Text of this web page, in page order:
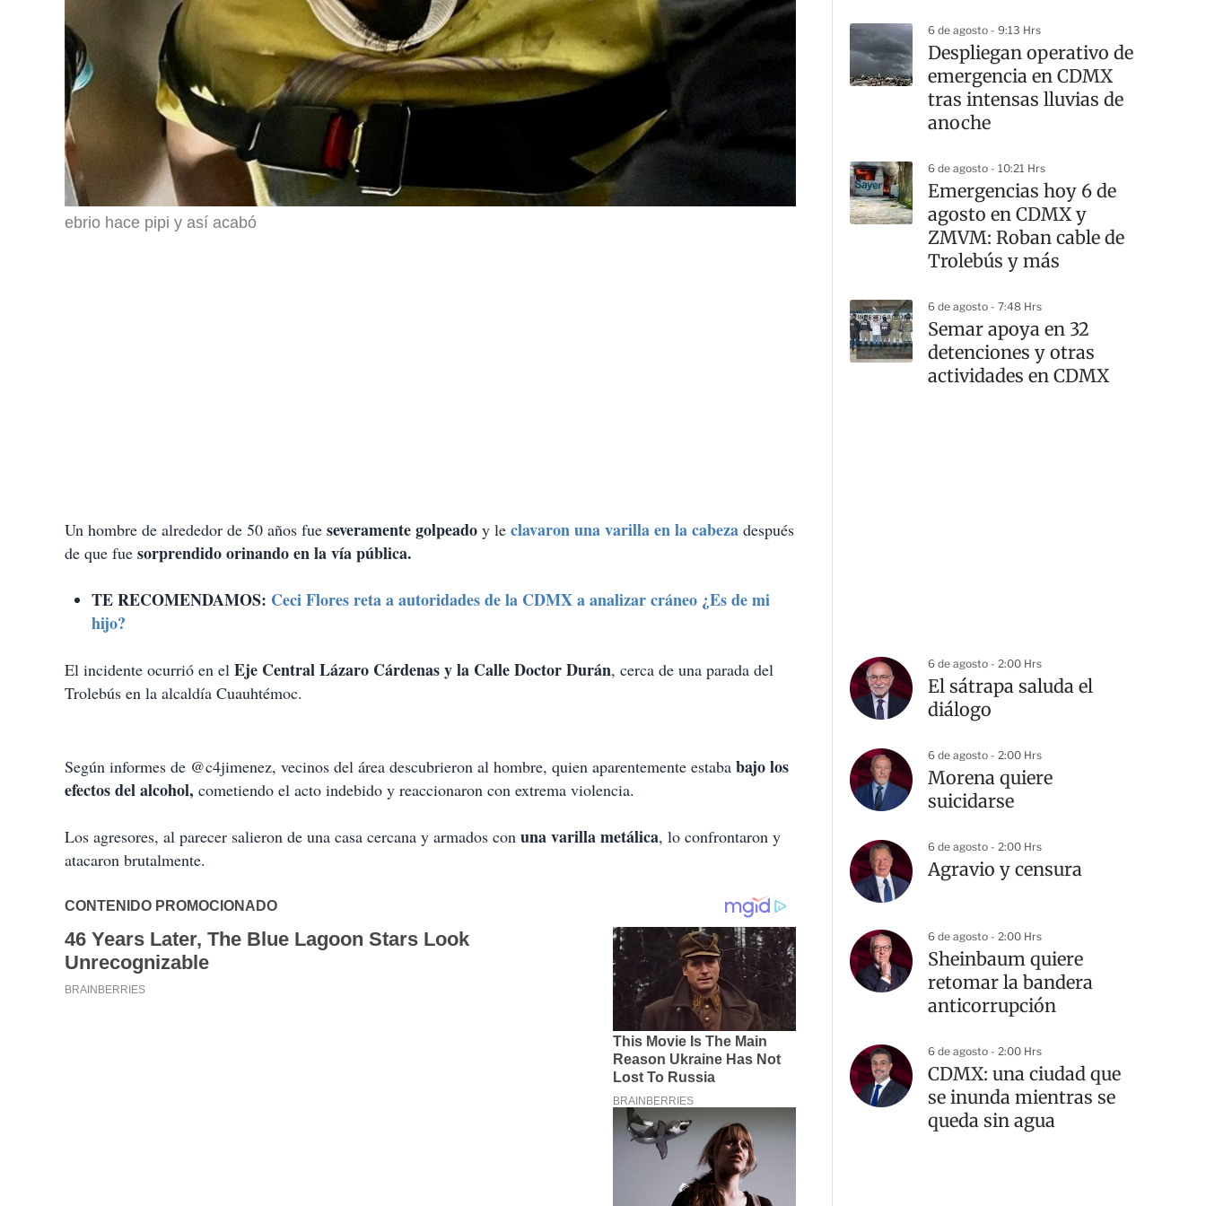
ebrio hace pipi y así acabó
Un hombre de alrededor de 50 años fue severamente golpeado y le clavaron una varilla en la cabeza después
de que fue sorprendido orinando en la vía pública.
TE RECOMENDAMOS: Ceci Flores reta a autoridades de la CDMX a analizar cráneo ¿Es de mi
hijo?
El incidente ocurrió en el Eje Central Lázaro Cárdenas y la Calle Doctor Durán, cerca de una parada del
Trolebús en la alcaldía Cuauhtémoc.
Según informes de @c4jimenez, vecinos del área descubrieron al hombre, quien aparentemente estaba bajo los
efectos del alcohol, cometiendo el acto indebido y reaccionaron con extrema violencia.
Los agresores, al parecer salieron de una casa cercana y armados con una varilla metálica, lo confrontaron y
atacaron brutalmente.
6 de agosto - 9:13 Hrs
Despliegan operativo de
emergencia en CDMX
tras intensas lluvias de
anoche
6 de agosto - 10:21 Hrs
Emergencias hoy 6 de
agosto en CDMX y
ZMVM: Roban cable de
Trolebús y más
6 de agosto - 7:48 Hrs
Semar apoya en 32
detenciones y otras
actividades en CDMX
6 de agosto - 2:00 Hrs
El sátrapa saluda el
diálogo
6 de agosto - 2:00 Hrs
Morena quiere
suicidarse
6 de agosto - 2:00 Hrs
Agravio y censura
6 de agosto - 2:00 Hrs
Sheinbaum quiere
retomar la bandera
anticorrupción
6 de agosto - 2:00 Hrs
CDMX: una ciudad que
se inunda mientras se
queda sin agua